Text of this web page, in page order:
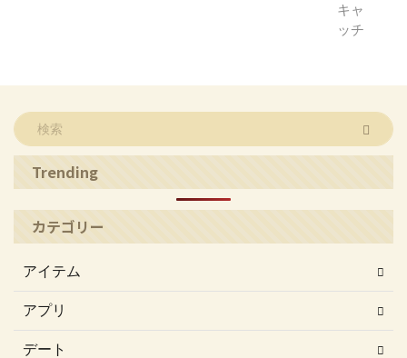
Trending
カテゴリー
アイテム
アプリ
デート